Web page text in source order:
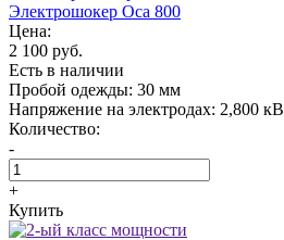
Электрошокер Oса 800
Цена:
2 100 руб.
Есть в наличии
Пробой одежды: 30 мм
Напряжение на электродах: 2,800 кВ
Количество:
-
+
Купить